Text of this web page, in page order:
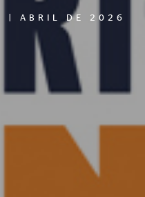
ABRIL DE 2026